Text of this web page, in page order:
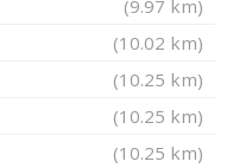
(9.97 km)
(10.02 km)
(10.25 km)
(10.25 km)
(10.25 km)